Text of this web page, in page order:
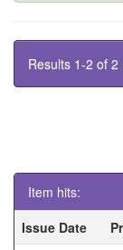
Results 1-2 of
Item hits:
Issue Date